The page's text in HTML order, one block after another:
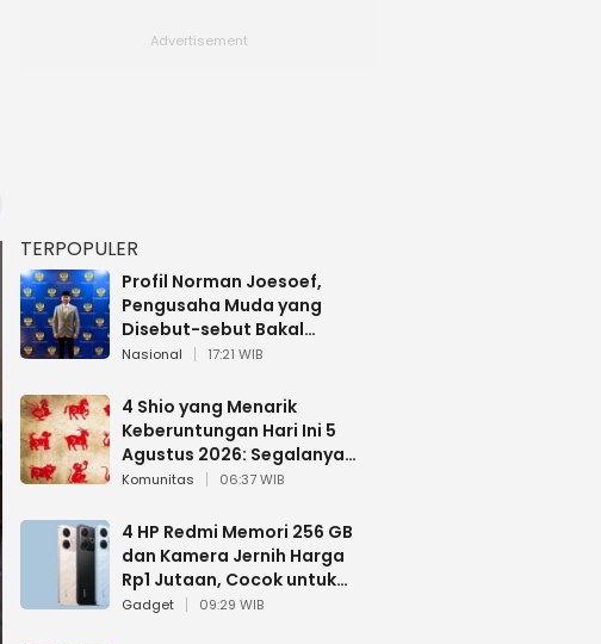
TERPOPULER
Profil Norman Joesoef,
Pengusaha Muda yang
Disebut-sebut Bakal
Dilantik Jadi Wamenhan RI
Nasional 17:21 WIB
4 Shio yang Menarik
Keberuntungan Hari Ini 5
Agustus 2026: Segalanya
Berjalan Lancar
Komunitas 06:37 WIB
4 HP Redmi Memori 256 GB
dan Kamera Jernih Harga
Rp1 Jutaan, Cocok untuk
Multitasking
Gadget 09:29 WIB